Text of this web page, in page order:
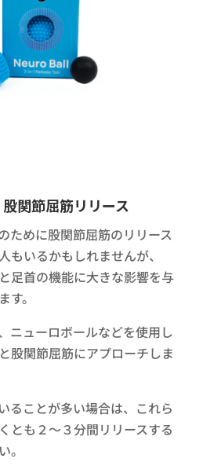
関節屈筋リリース
ために股関節屈筋のリリース
もいるかもしれませんが、
足首の機能に大きな影響を与
す。
ニューロボールなどを使用し
股関節屈筋にアプローチしま
ることが多い場合は、これら
とも２～３分間リリースする
。